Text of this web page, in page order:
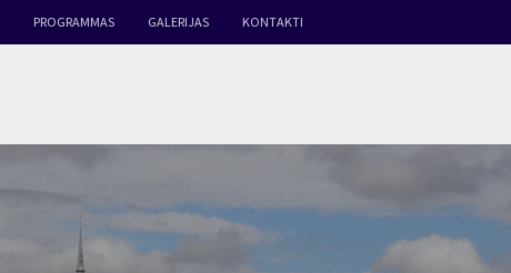
PROGRAMMAS GALERIJAS KONTAKTI